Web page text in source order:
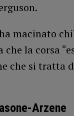
macinato
la corsa
che si tratta
Arzene